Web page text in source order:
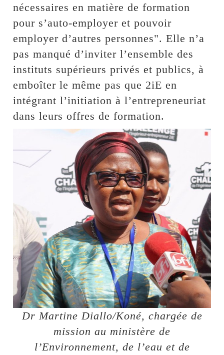
nécessaires en matière de formation
pour s’auto-employer et pouvoir
employer d’autres personnes". Elle n’a
pas manqué d’inviter l’ensemble des
instituts supérieurs privés et publics, à
emboîter le même pas que 2iE en
intégrant l’initiation à l’entrepreneuriat
dans leurs offres de formation.
Dr Martine Diallo/Koné, chargée de
mission au ministère de
l’Environnement, de l’eau et de